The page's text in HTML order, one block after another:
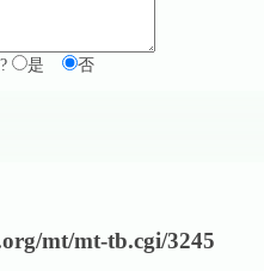
是 否
mt/mt-tb.cgi/3245